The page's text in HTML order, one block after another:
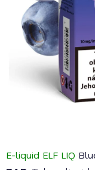
E-liquid ELF LIQ